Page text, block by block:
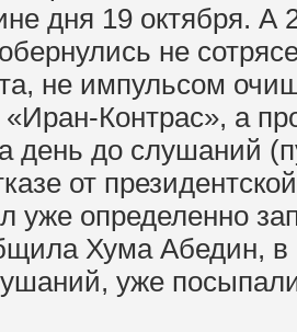
дня 19 октября. А
не
не импульсом
Контрас», а
день до слушаний
от
уже определенно
Хума Абедин, в
уже